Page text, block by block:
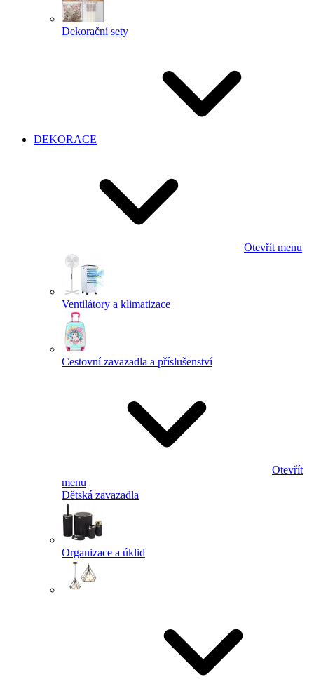
Dekorační sety
DEKORACE
Otevřít menu
Ventilátory a klimatizace
Cestovní zavazadla a příslušenství
Otevřít
menu
Dětská zavazadla
Organizace a úklid